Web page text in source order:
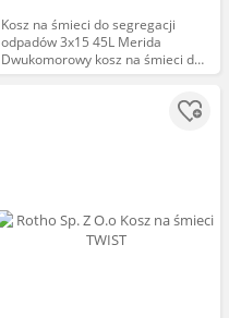
Kosz na śmieci do segregacji
odpadów 3x15 45L Merida
Dwukomorowy kosz na śmieci do
segregacji odpadów